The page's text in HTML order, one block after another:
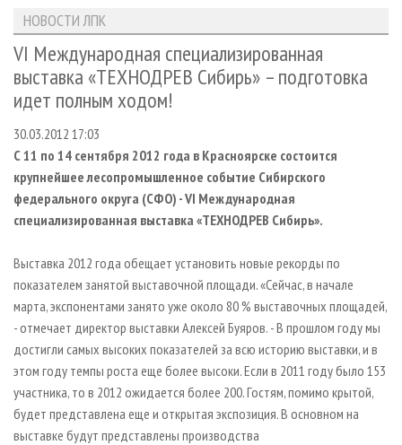
ЛЕСОЗАГОТОВКА
ЛЕСОПИЛЕНИЕ
ДЕРЕВООБРАБОТКА
СУШКА ДРЕВЕСИНЫ
ПРОИЗВОДСТВО ДРЕВЕСНЫХ ПЛИТ
ДЕРЕВЯННОЕ ДОМОСТРОЕНИЕ
ПРОИЗВОДСТВО МЕБЕЛИ
ЦБП
ИНСТРУМЕНТ И МАТЕРИАЛЫ
НОВОСТИ ЛПК
НОВОСТИ ЖУРНАЛА
НОВОСТИ КОМПАНИЙ
ПРОЕКТЫ ЛПИ
АНАЛИТИКА
ПРЕДПРИЯТИЯ ЛПК
ЛЕСНЫЕ РЕГИОНЫ РОССИИ
ПЕРСОНЫ
МОБИЛЬНЫЕ ВЫСТАВКИ
ОФИЦИАЛЬНЫЕ ДЕЛЕГАЦИИ
ПРИОРИТЕТНЫЕ ИНВЕСТПРОЕКТЫ
ГАЗЕТА ЛЕСПРОМФОРУМ
БИБЛИОТЕКА СПЕЦИАЛИСТА
АРХИВ
АРХИВ ЖУРНАЛОВ
СТАТЬИ
О ЖУРНАЛЕ
ПОДПИСКА
КОНТАКТЫ
РЕКЛАМОДАТЕЛЯМ
РЕКЛАМА
РЕКЛАМА НА САЙТЕ
НОВОСТИ ЛПК
VI Международная специализированная
выставка «ТЕХНОДРЕВ Сибирь» – подготовка
идет полным ходом!
30.03.2012 17:03
С 11 по 14 сентября 2012 года в Красноярске состоится
крупнейшее лесопромышленное событие Сибирского
федерального округа (СФО) - VI Международная
специализированная выставка «ТЕХНОДРЕВ Сибирь».
Выставка 2012 года обещает установить новые рекорды по
показателем занятой выставочной площади. «Сейчас, в начале
марта, экспонентами занято уже около 80 % выставочных площадей,
- отмечает директор выставки Алексей Буяров. - В прошлом году мы
достигли самых высоких показателей за всю историю выставки, и в
этом году темпы роста еще более высоки. Если в 2011 году было 153
участника, то в 2012 ожидается более 200. Гостям, помимо крытой,
будет представлена еще и открытая экспозиция. В основном на
выставке будут представлены производства